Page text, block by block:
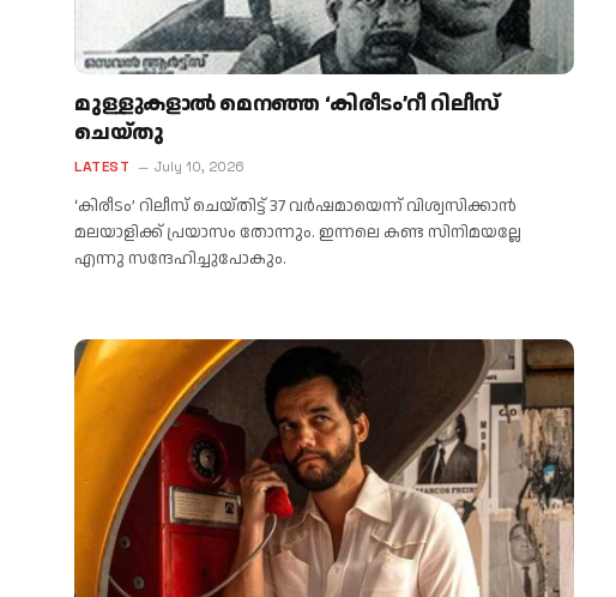
മുള്ളുകളാല്‍ മെനഞ്ഞ ‘കിരീടം’റീ റിലീസ്
ചെയ്തു
LATEST July 10, 2026
‘കിരീടം’ റിലീസ് ചെയ്തിട്ട് 37 വര്‍ഷമായെന്ന് വിശ്വസിക്കാന്‍
മലയാളിക്ക് പ്രയാസം തോന്നും. ഇന്നലെ കണ്ട സിനിമയല്ലേ
എന്നു സന്ദേഹിച്ചുപോകും.